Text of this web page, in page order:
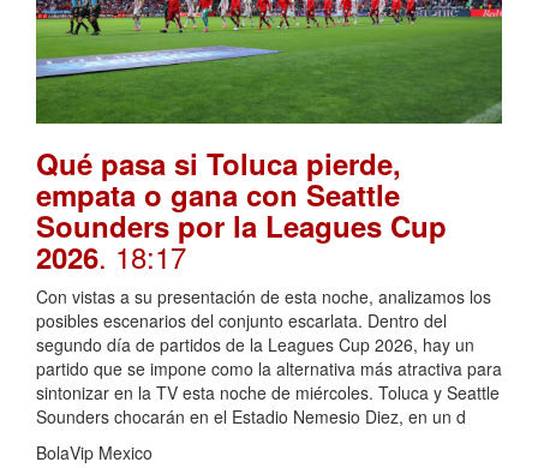
Qué pasa si Toluca pierde,
empata o gana con Seattle
Sounders por la Leagues Cup
2026. 18:17
Con vistas a su presentación de esta noche, analizamos los
posibles escenarios del conjunto escarlata. Dentro del
segundo día de partidos de la Leagues Cup 2026, hay un
partido que se impone como la alternativa más atractiva para
sintonizar en la TV esta noche de miércoles. Toluca y Seattle
Sounders chocarán en el Estadio Nemesio Diez, en un d
BolaVip Mexico